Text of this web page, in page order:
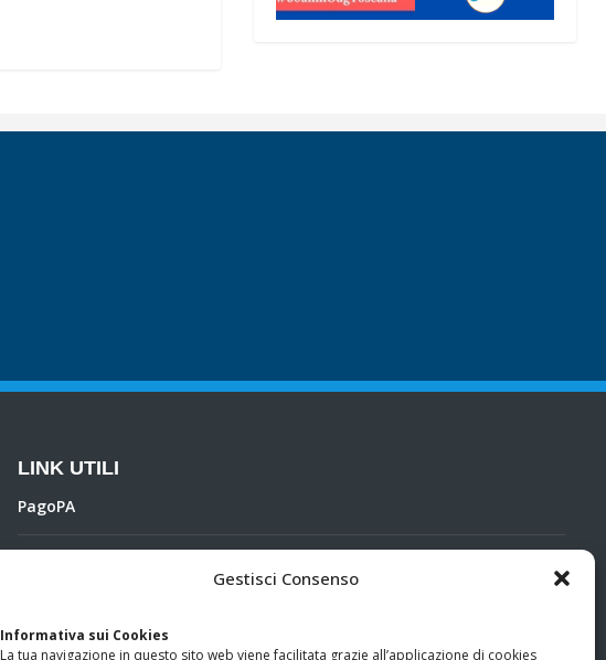
Gestisci Consenso
Informativa sui Cookies
La tua navigazione in questo sito web viene facilitata grazie all’applicazione di cookies
LINK UTILI
PagoPA